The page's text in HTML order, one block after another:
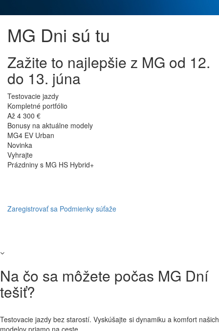
MG Dni sú tu
Zažite to najlepšie z MG od 12.
do 13. júna
Testovacie jazdy
Kompletné portfólio
Až 4 300 €
Bonusy na aktuálne modely
MG4 EV Urban
Novinka
Vyhrajte
Prázdniny s MG HS Hybrid+
Zaregistrovať sa Podmienky súťaže
Na čo sa môžete počas MG Dní
tešiť?
Testovacie jazdy bez starostí. Vyskúšajte si dynamiku a komfort našich
modelov priamo na ceste.